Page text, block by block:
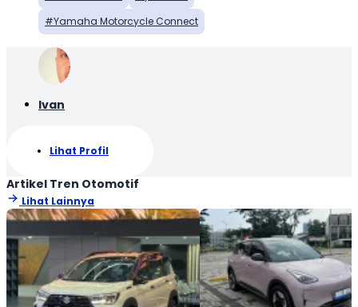
Yamaha Motorcycle Connect
Ivan
Lihat Profil
Artikel Tren Otomotif
Lihat Lainnya